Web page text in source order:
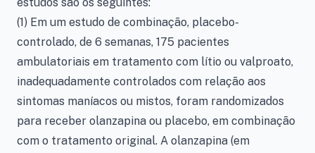
(1) Em um estudo de combinação, placebo-
controlado, de 6 semanas, 175 pacientes
ambulatoriais em tratamento com lítio ou valproato,
inadequadamente controlados com relação aos
sintomas maníacos ou mistos, foram randomizados
para receber olanzapina ou placebo, em combinação
com o tratamento original. A olanzapina (em